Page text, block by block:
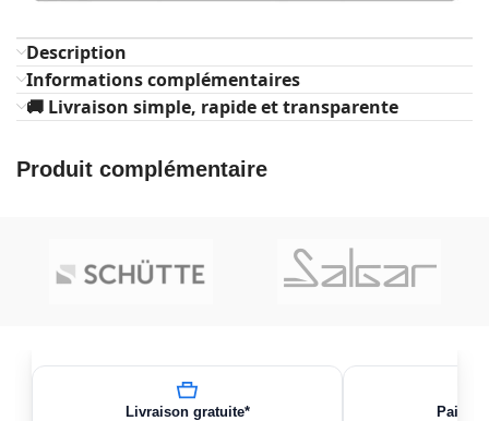
Description
Informations complémentaires
🚚 Livraison simple, rapide et transparente
Produit complémentaire
Livraison gratuite*